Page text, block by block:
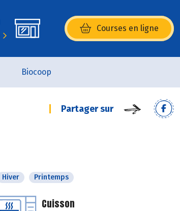
Courses en ligne
(s’ouvre dans une nouvelle
Biocoop
Partager sur
Hiver Printemps
Cuisson